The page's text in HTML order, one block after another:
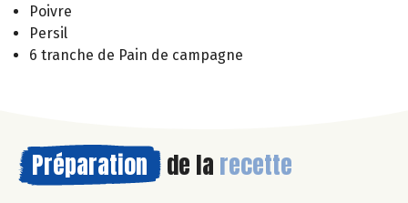
Poivre
Persil
6 tranche de Pain de campagne
Préparation de la recette